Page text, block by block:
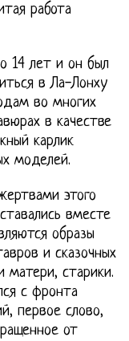
работа
14 лет и он был
в Ла-Лонху
во многих
в качестве
карлик
моделей.
этого
вместе
образы
и сказочных
старики.
с фронта
первое слово,
от